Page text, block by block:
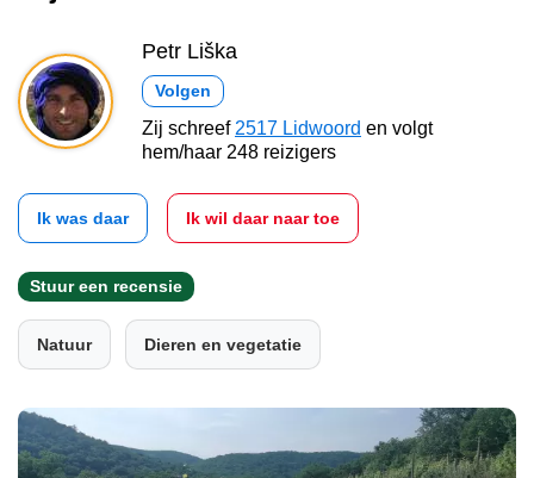
Petr Liška
Volgen
Zij schreef 2517 Lidwoord en volgt
hem/haar 248 reizigers
Ik was daar Ik wil daar naar toe
Stuur een recensie
Natuur Dieren en vegetatie